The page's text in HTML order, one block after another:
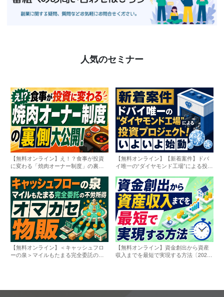
人気のセミナー
【無料オンライン】え！？食事が投資
に変わる「焼肉オーナー制度」の裏側
【無料オンライン】【新着案件】ドバ
イ唯一の“ダイヤモンド工場”による投資
月10日〕
【無料オンライン】＜キャッシュフロ
ーの泉＞マイルもたまる完全委託の不
【無料オンライン】資金創出から資産
収入までを最短で実現する方法〔2026